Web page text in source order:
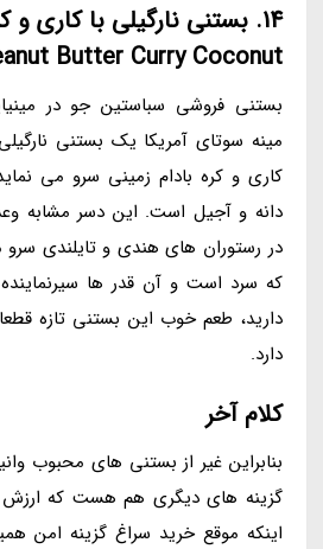
14. بستنی نارگیلی با کاری و
Butter Curry Coconut
بستنی فروشی سباستین جو در
مینه سوتای آمریکا یک بستنی
کاری و کره بادام زمینی سرو می
دانه و آجیل است. این دسر مشابه
در رستوران های هندی و تایلندی سرو
که سرد است و آن قدر ها
دارید، طعم خوب این بستنی تازه
دارد.
کلام آخر
بنابراین غیر از بستنی های محبوب
گزینه های دیگری هم هست که ارزش
اینکه موقع خرید سراغ گزینه امن